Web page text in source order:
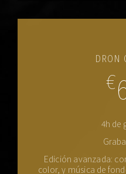
DRON
€
4h de
Edición avanzada:
color, y música de